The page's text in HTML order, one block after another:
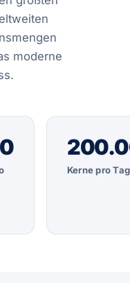
moderne
Kerne pro Tag